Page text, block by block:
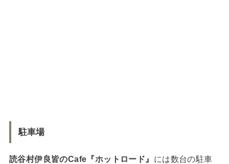
駐車場
読谷村伊良皆のCafe『ホットロード』 には数台の駐車